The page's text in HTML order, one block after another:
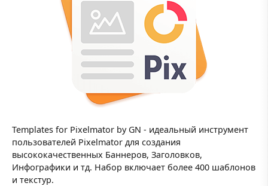
Templates for Pixelmator by GN - идеальный инструмент
пользователей Pixelmator для создания
высококачественных Баннеров, Заголовков,
Инфографики и тд. Набор включает более 400 шаблонов
и текстур.